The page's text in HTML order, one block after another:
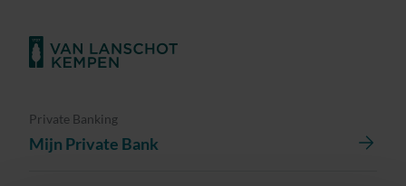
Private Banking
Mijn Private Bank